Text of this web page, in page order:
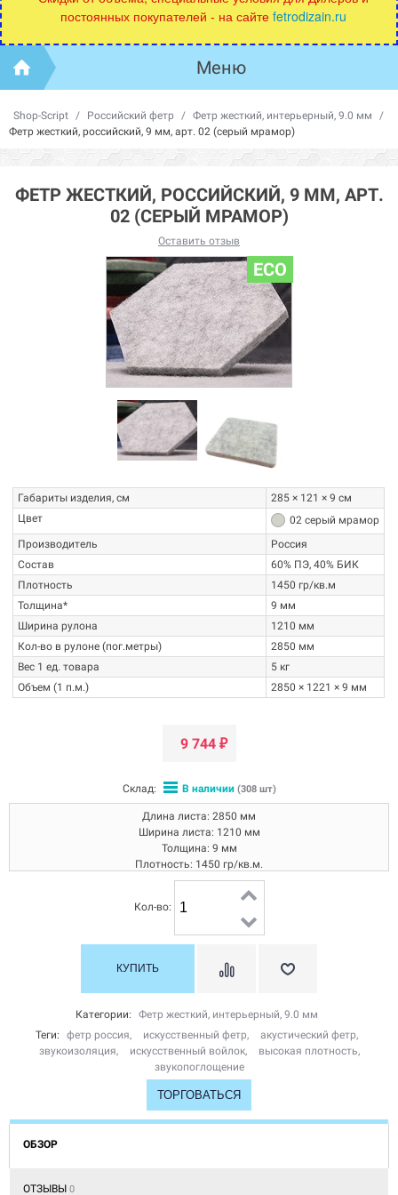
постоянных покупателей - на сайте fetrodizain.ru
Меню
Shop-Script / Российский фетр / Фетр жесткий, интерьерный, 9.0 мм
/
Фетр жесткий, российский, 9 мм, арт. 02 (серый мрамор)
ТКАНЬ ВОЙЛОК (ФЕТР,
- ЧТО ЭТО?
вкратце, о теории. Во-первых,
- это не ткань. В его структуре не
нити, поэтому
словосочетаний...
далее →
О ПРОИЗВОДИТЕЛЕ
Компания "Фелтикс"(FELTX) -
российская компания,
специализирующаяся на
искусственном войлоке. Компания
"Фелтикс"...
→
ФЕТР ЖЕСТКИЙ, РОССИЙСКИЙ, 9 ММ, АРТ.
02 (СЕРЫЙ МРАМОР)
Оставить отзыв
ECO
Габариты изделия, см
285 × 121 × 9 см
Цвет
02 серый мрамор
Производитель
Россия
Состав
60% ПЭ, 40% БИК
Плотность
1450 гр/кв.м
Толщина*
9 мм
Ширина рулона
1210 мм
Кол-во в рулоне (пог.метры)
2850 мм
Вес 1 ед. товара
5 кг
Объем (1 п.м.)
2850 × 1221 × 9 мм
9 744 ₽
Склад: В наличии (308 шт)
Длина листа: 2850 мм
Ширина листа: 1210 мм
Толщина: 9 мм
Плотность: 1450 гр/кв.м.
Производитель: Россия
Кол-во:
Категории:
Фетр жесткий, интерьерный, 9.0 мм
Теги:
фетр россия, искусственный фетр, акустический фетр,
звукоизоляция, искусственный войлок, высокая плотность,
звукопоглощение
ТОРГОВАТЬСЯ
ОБЗОР
ОТЗЫВЫ 0